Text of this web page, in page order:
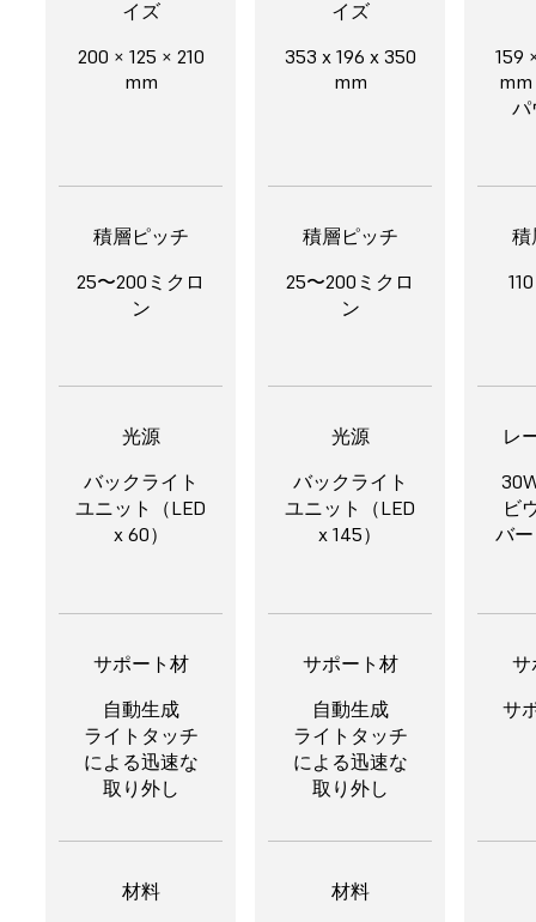
イズ
200 × 125 × 210
mm
積層ピッチ
25〜200ミクロ
ン
光源
バックライト
ユニット（LED
x 60）
サポート材
自動生成
ライトタッチ
による迅速な
取り外し
材料
イズ
353 x 196 x 350
mm
積層ピッチ
25〜200ミクロ
ン
光源
バックライト
ユニット（LED
x 145）
サポート材
自動生成
ライトタッチ
による迅速な
取り外し
材料
159
mm
パ
積
レ
ビ
バ
サ
サ